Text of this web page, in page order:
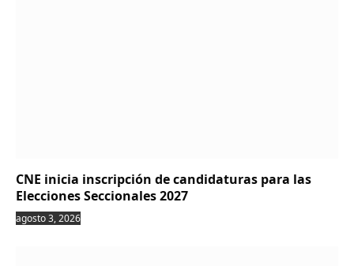
CNE inicia inscripción de candidaturas para las
Elecciones Seccionales 2027
agosto 3, 2026